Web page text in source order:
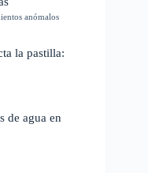
anómalos
la pastilla:
de agua en